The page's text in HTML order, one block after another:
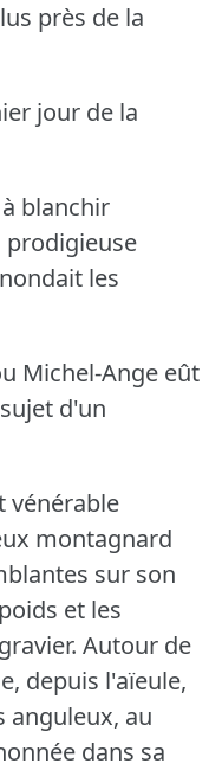
près de la
jour de la
blanchir
les
Michel-Ange eût
d'un
vénérable
montagnard
sur son
et les
Autour de
depuis l'aïeule,
anguleux, au
dans sa